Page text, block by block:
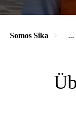
Somos Sika ...